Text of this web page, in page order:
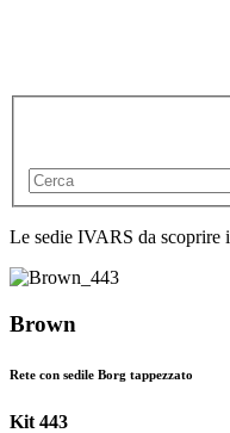
Le sedie IVARS da scoprire
Brown
Rete con sedile Borg tappezzato
Kit 443